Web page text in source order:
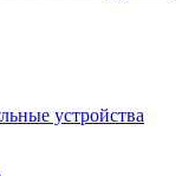
устройства